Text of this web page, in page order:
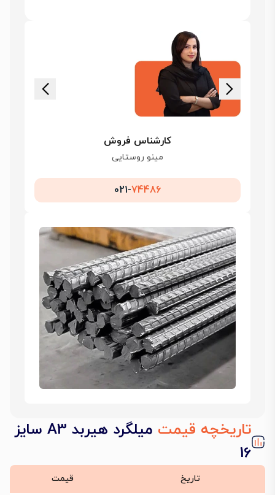
کارشناس فروش
مینو روستایی
021-74486
تاریخچه قیمت
میلگرد هیربد A3 سایز
16
تاریخ قیمت